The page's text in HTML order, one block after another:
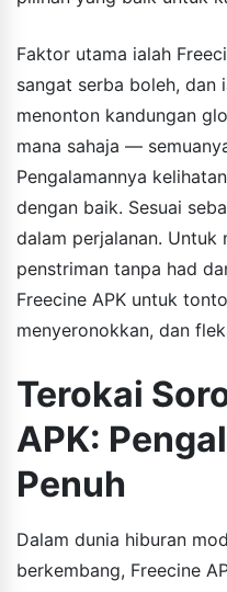
Faktor utama ialah
sangat serba boleh, dan
menonton kandungan
mana sahaja —
Pengalamannya
dengan baik. Sesuai
dalam perjalanan. Untuk
penstriman tanpa had
Freecine APK untuk
menyeronokkan, dan
Terokai
APK:
Penuh
Dalam dunia hiburan
berkembang, Freecine